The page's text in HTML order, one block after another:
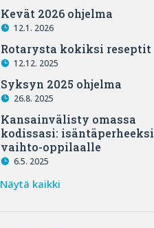
Kevät 2026 ohjelma
12.1. 2026
Rotarysta kokiksi reseptit
12.12. 2025
Syksyn 2025 ohjelma
26.8. 2025
Kansainvälisty omassa
kodissasi: isäntäperheeksi
vaihto-oppilaalle
6.5. 2025
Näytä kaikki